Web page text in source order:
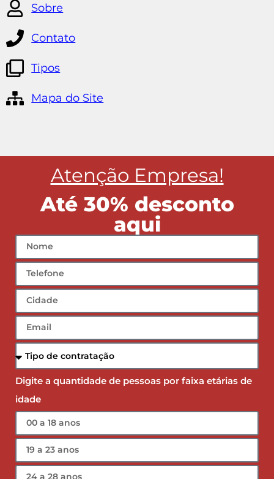
Sobre
Contato
Tipos
Mapa do Site
Atenção Empresa!
Até 30% desconto
aqui
Digite a quantidade de pessoas por faixa etárias de
idade